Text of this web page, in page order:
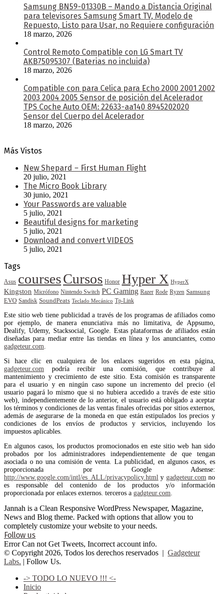
Samsung BN59-01330B – Mando a Distancia Original
para televisores Samsung Smart TV, Modelo de
Repuesto, Listo para Usar, no Requiere configuración
18 marzo, 2026
Control Remoto Compatible con LG Smart TV
AKB75095307 (Baterias no incluida)
18 marzo, 2026
Compatible con para Celica para Echo 2000 2001 2002
2003 2004 2005 Sensor de posición del Acelerador
TPS Coche Auto OEM: 22633-aa140 8945202020
Sensor del Cuerpo del Acelerador
18 marzo, 2026
Más Vistos
New Shepard – First Human Flight
20 julio, 2021
The Micro Book Library
30 junio, 2021
Your Passwords are valuable
5 julio, 2021
Beautiful designs for marketing
5 julio, 2021
Download and convert VIDEOS
5 julio, 2021
Tags
Asus coursesCursos Honor Hyper X HyperX
Kingston Micrófono Nintendo Switch PC Gaming Razer Rode Ryzen Samsung
EVO Sandisk SoundPeats Teclado Mecánico Tp-Link
Este sitio web tiene publicidad a través de los programas de afiliados como
por ejemplo, de manera enunciativa más no limitativa, de Appsumo,
Dealify, Udemy, Stacksocial, Google. Estas plataformas de afiliados están
diseñadas para mediar entre las tiendas en línea y los anunciantes, como
gadgeteur.com.
Si hace clic en cualquiera de los enlaces sugeridos en esta página,
gadgeteur.com podría recibir una comisión, que contribuye al
mantenimiento y crecimiento de este sitio. Esta comisión es transparente
para el usuario y en ningún caso supone un incremento del precio (el
usuario pagará lo mismo que si no hubiera accedido a través de este sitio
web), independientemente de lo anterior, el usuario está obligado a aceptar
los términos y condiciones de las ventas finales ofrecidas por sitios externos,
además de asegurarse de la moneda en que están estipulados los precios y
condiciones de los envíos de productos y servicios, incluyendo los
impuestos aplicables.
En algunos casos, los productos promocionados en este sitio web han sido
probados por los administradores independientemente de que tengan
asociada o no una comisión de venta. La publicidad, en algunos casos, es
proporcionada por Google Adsense:
http://www.google.com/intl/es_ALL/privacypolicy.html y gadgeteur.comno
es responsable del contenido de los productos y/o información
proporcionada por enlaces externos. terceros a gadgteur.com.
Jannah is a Clean Responsive WordPress Newspaper, Magazine,
News and Blog theme. Packed with options that allow you to
completely customize your website to your needs.
Follow us
Error Can not Get Tweets, Incorrect account info.
© Copyright 2026, Todos los derechos reservados | Gadgeteur
Labs. | Follow Us.
-> TODO LO NUEVO !!! <-
Inicio